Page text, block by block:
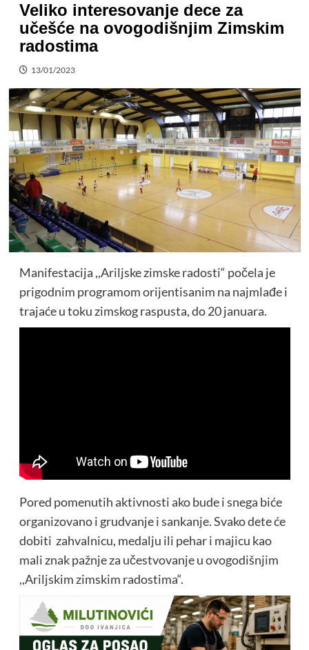
Veliko interesovanje dece za
učešće na ovogodišnjim Zimskim
radostima
13/01/2023
Manifestacija ,,Ariljske zimske radosti“ počela je
prigodnim programom orijentisanim na najmlađe i
trajaće u toku zimskog raspusta, do 20 januara.
Pored pomenutih aktivnosti ako bude i snega biće
organizovano i grudvanje i sankanje. Svako dete će
dobiti zahvalnicu, medalju ili pehar i majicu kao
mali znak pažnje za učestvovanje u ovogodišnjim
,,Ariljskim zimskim radostima“.